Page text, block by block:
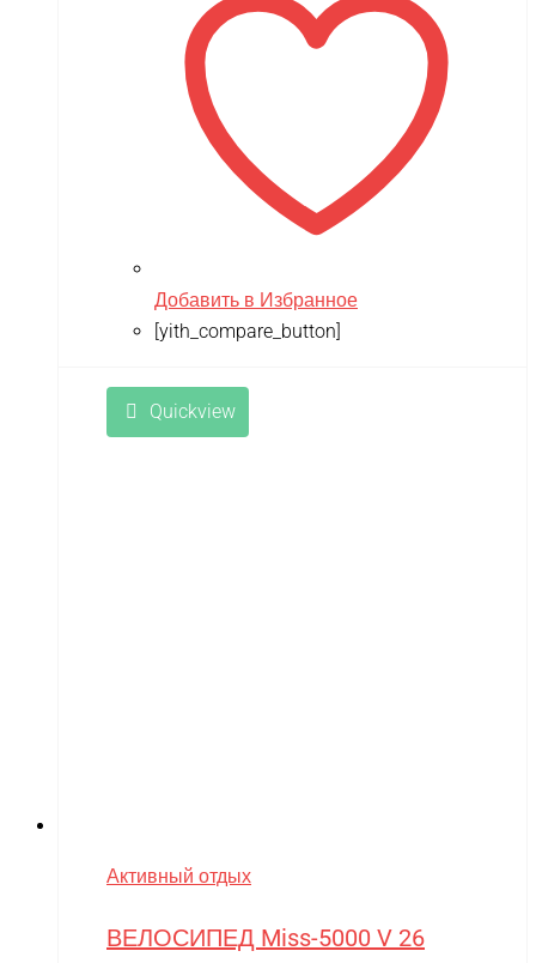
Добавить в Избранное
[yith_compare_button]
Quickview
Активный отдых
ВЕЛОСИПЕД Miss-5000 V 26